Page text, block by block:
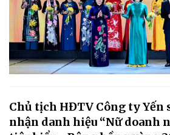
Chủ tịch HĐTV Công ty Yến
nhận danh hiệu “Nữ doanh